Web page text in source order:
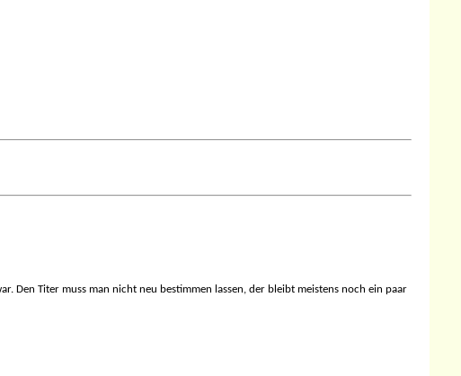
Den Titer muss man nicht neu bestimmen lassen, der bleibt meistens noch ein paar